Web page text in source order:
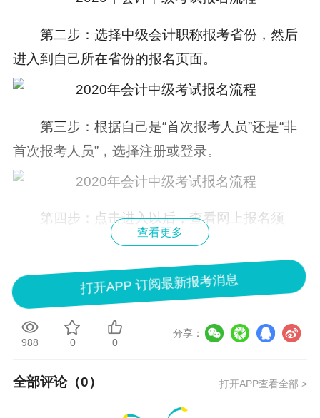
第二步：选择中级会计职称报考省份，然后
进入到自己所在省份的报名页面。
第三步：根据自己是“首次报考人员”还是“非
首次报考人员”，选择注册或登录。
第四步：点击进入以后，查看网上报名须
知，选择“完全同意”以后，点击下一步。
第五步：进入报名入口，选择所在省份，查
看照片上传注意事项，点击下一步。
查看更多
打开APP 订阅最新报考消息
988 0 0
分享：
全部评论（0） 打开APP查看全部 >